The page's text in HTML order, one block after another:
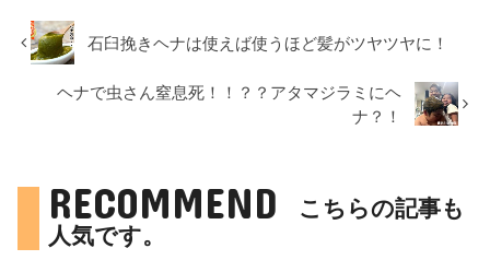
石臼挽きヘナは使えば使うほど髪がツヤツヤに！
ヘナで虫さん窒息死！！？？アタマジラミにヘ
ナ？！
RECOMMEND
こちらの記事も
人気です。